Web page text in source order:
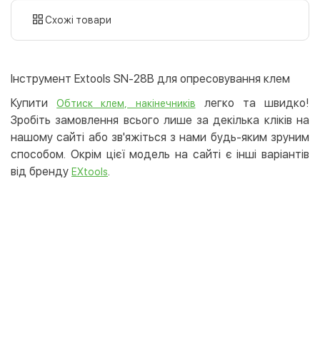
картою
LiqPay
Apple Pay
Google Pay
Безготівковий розрахунок
Оплата на карту юр.особи
Безкоштовно
Схожі товари
Інструмент Extools SN-28B для опресовування клем
КупитиОбтиск клем, накінечників
легко та швидко!
Зробіть замовлення всього лише за декілька кліків на
нашому сайті або зв'яжіться з нами будь-яким зруним
способом. Окрім цієї модель на сайті є інші варіантів
від бренду EXtools.